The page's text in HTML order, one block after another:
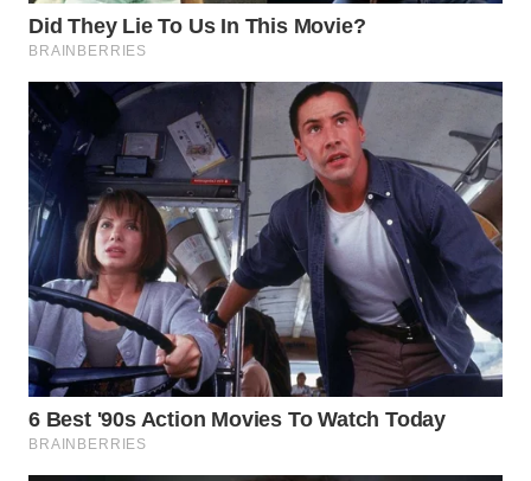
TINGGI
WN
PAKPAK
WN
KARAWANG
WN
BEKASI
WN
BOGOR
WN
DEPOK